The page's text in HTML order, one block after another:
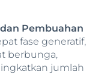
Pembuahan
fase generatif,
berbunga,
jumlah